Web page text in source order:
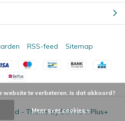
- Theme ByDMWSxPlus+
RSS-feed Sitemap
website te verbeteren. Is dat akkoord?
Meer over cookies »